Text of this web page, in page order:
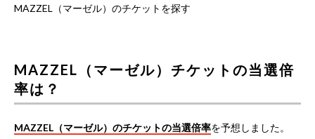
MAZZEL（マーゼル）のチケットを探す
MAZZEL（マーゼル）チケットの当選倍
率は？
MAZZEL（マーゼル）のチケットの当選倍率を予想しました。